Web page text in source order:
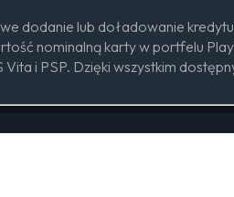
dodanie lub doładowanie
nominalną karty w portfelu
i PSP. Dzięki wszystkim